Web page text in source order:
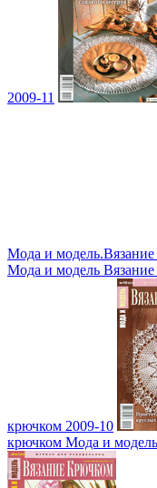
2009-11
Мода и модель.Вязание
Мода и модель
крючком 2009-10
крючком Мода и